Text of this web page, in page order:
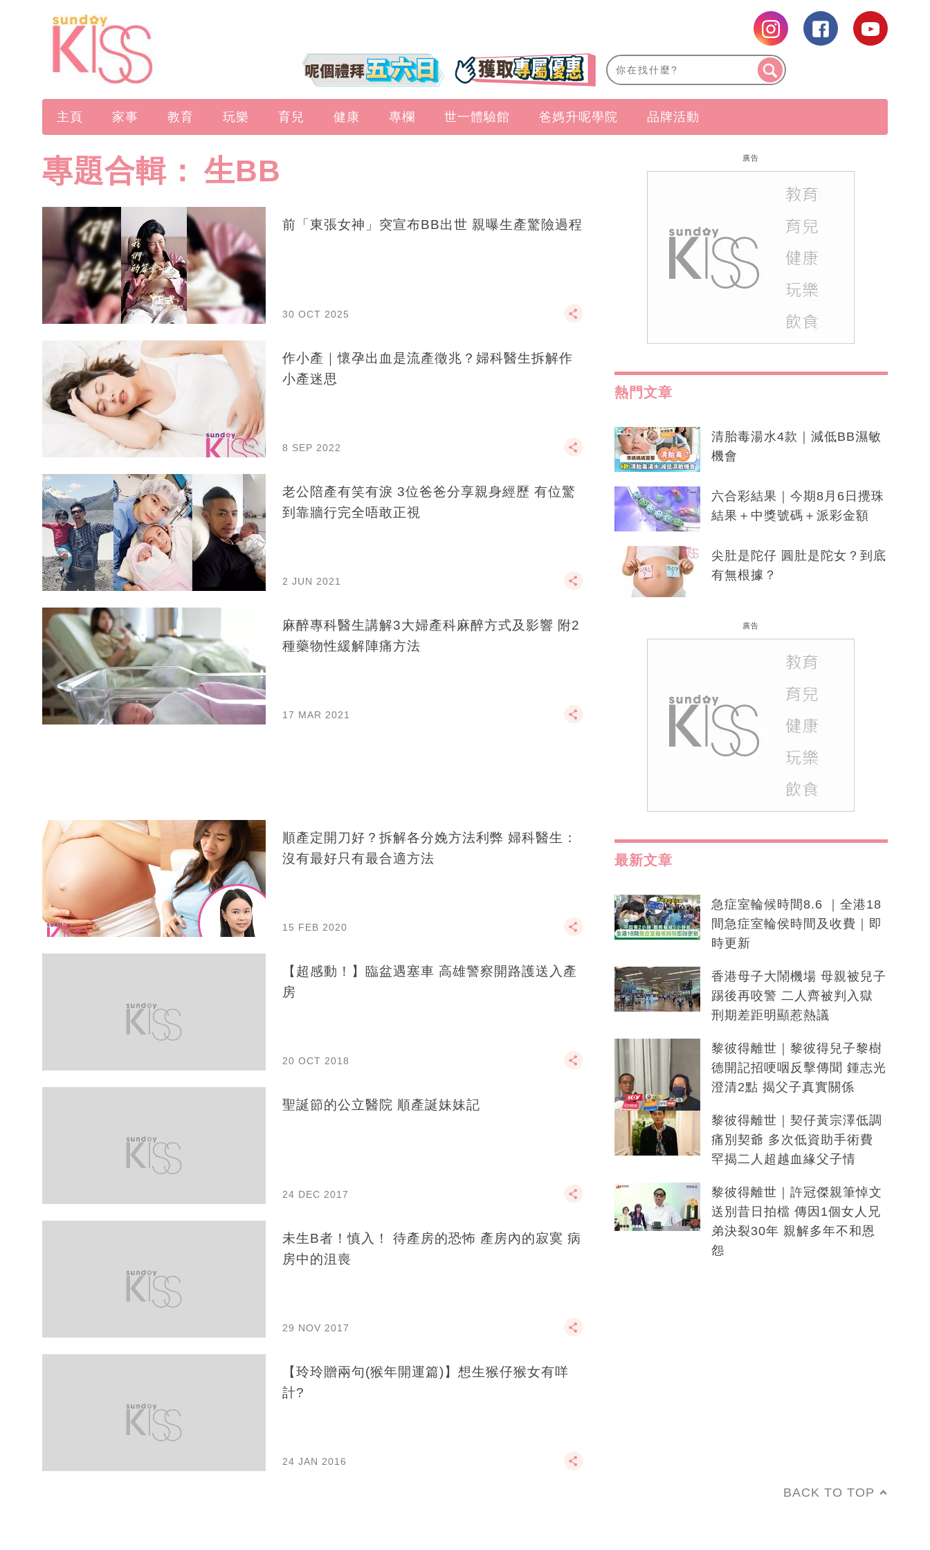
主頁 家事 教育 玩樂 育兒 健康 專欄 世一體驗館 爸媽升呢學院 品牌活動
專題合輯： 生BB
前「東張女神」突宣布BB出世 親曝生產驚險過程
30 OCT 2025
作小產｜懷孕出血是流產徵兆？婦科醫生拆解作
小產迷思
8 SEP 2022
老公陪產有笑有淚 3位爸爸分享親身經歷 有位驚
到靠牆行完全唔敢正視
2 JUN 2021
麻醉專科醫生講解3大婦產科麻醉方式及影響 附2
種藥物性緩解陣痛方法
17 MAR 2021
順產定開刀好？拆解各分娩方法利弊 婦科醫生：
沒有最好只有最合適方法
15 FEB 2020
【超感動！】臨盆遇塞車 高雄警察開路護送入產
房
20 OCT 2018
聖誕節的公立醫院 順產誕妹妹記
24 DEC 2017
未生B者！慎入！ 待產房的恐怖 產房內的寂寞 病
房中的沮喪
29 NOV 2017
【玲玲贈兩句(猴年開運篇)】想生猴仔猴女有咩
計?
24 JAN 2016
廣告
熱門文章
清胎毒湯水4款｜減低BB濕敏
機會
六合彩結果｜今期8月6日攪珠
結果＋中獎號碼＋派彩金額
尖肚是陀仔 圓肚是陀女？到底
有無根據？
廣告
最新文章
急症室輪候時間8.6 ｜全港18
間急症室輪侯時間及收費｜即
時更新
香港母子大鬧機場 母親被兒子
踢後再咬警 二人齊被判入獄
刑期差距明顯惹熱議
黎彼得離世｜黎彼得兒子黎樹
德開記招哽咽反擊傳聞 鍾志光
澄清2點 揭父子真實關係
黎彼得離世｜契仔黃宗澤低調
痛別契爺 多次低資助手術費
罕揭二人超越血緣父子情
黎彼得離世｜許冠傑親筆悼文
送別昔日拍檔 傳因1個女人兄
弟決裂30年 親解多年不和恩
怨
BACK TO TOP